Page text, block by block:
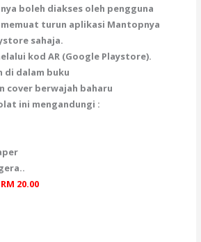
boleh diakses oleh pengguna
turun aplikasi Mantopnya
sahaja.
kod AR (Google Playstore).
di dalam buku
cover berwajah baharu
ini mengandungi :
20.00